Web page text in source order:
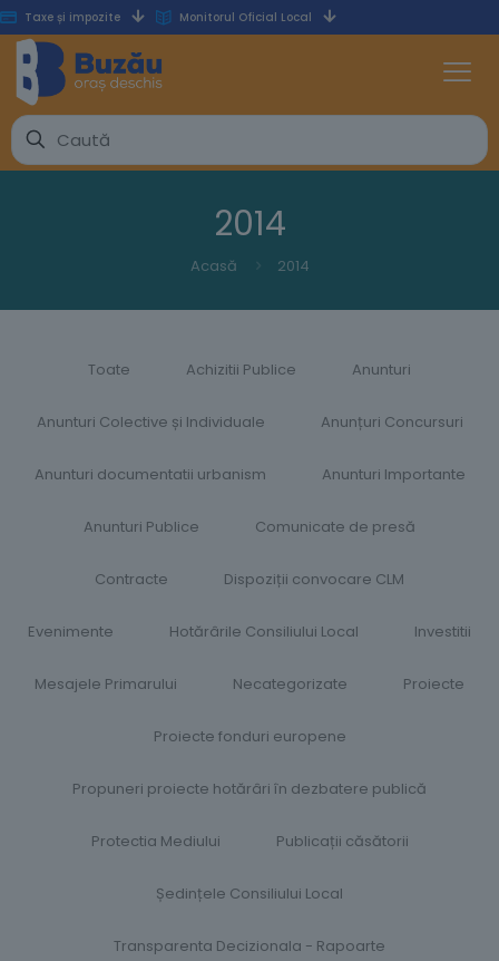
Taxe și impozite Monitorul Oficial Local
2014
Acasă 2014
Toate Achizitii Publice Anunturi
Anunturi Colective și Individuale Anunțuri Concursuri
Anunturi documentatii urbanism Anunturi Importante
Anunturi Publice Comunicate de presă
Contracte Dispoziții convocare CLM
Evenimente Hotărârile Consiliului Local​ Investitii
Mesajele Primarului Necategorizate Proiecte
Proiecte fonduri europene
Propuneri proiecte hotărâri în dezbatere publică
Protectia Mediului Publicații căsătorii
Ședințele Consiliului Local
Transparenta Decizionala - Rapoarte